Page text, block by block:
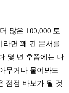
많은 100,000 토
라면 꽤 긴 문서를
몇 년 후쯤에는 나
무거나 물어봐도
점점 바보가 될 것